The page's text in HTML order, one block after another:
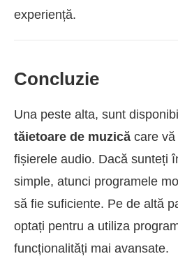
experiență.
Concluzie
Una peste alta, sunt
tăietoare de muzică care
fișierele audio. Dacă sunteți
simple, atunci programele
să fie suficiente. Pe de altă
optați pentru a utiliza
funcționalități mai avansate.